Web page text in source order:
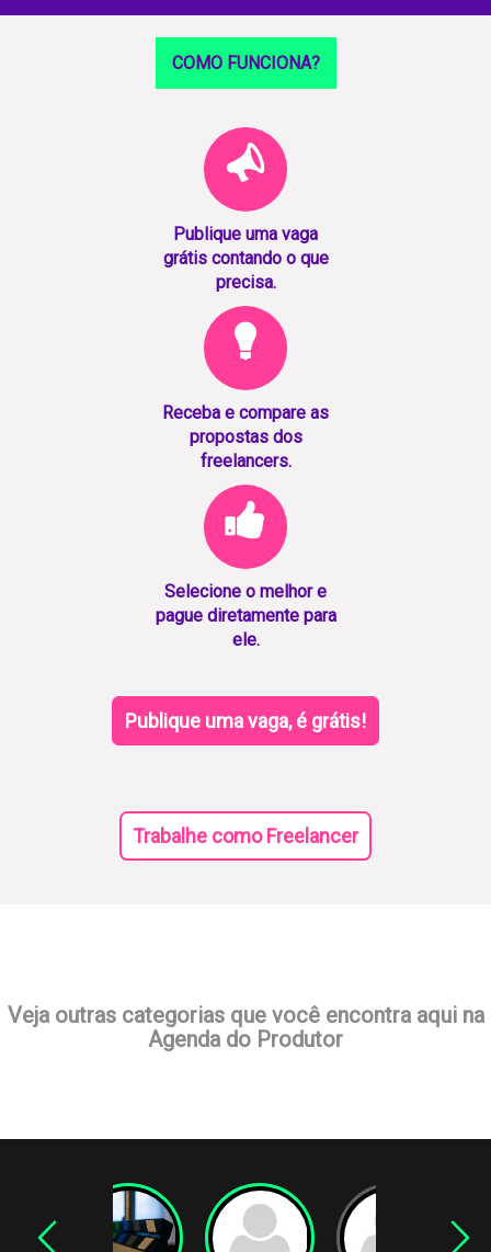
COMO FUNCIONA?
Publique uma vaga
grátis contando o que
precisa.
Receba e compare as
propostas dos
freelancers.
Selecione o melhor e
pague diretamente para
ele.
Publique uma vaga, é grátis!
Trabalhe como Freelancer
Veja outras categorias que você encontra aqui na
Agenda do Produtor